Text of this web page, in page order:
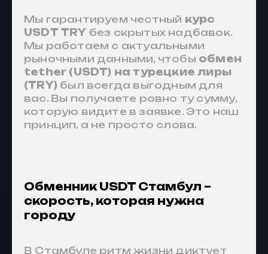
Мы гарантируем честный курс
USDT TRY без скрытых надбавок.
Мы работаем с актуальными
рыночными данными, чтобы обмен
tether (USDT) на турецкие лиры
(TRY) был всегда выгодным для
вас. Вы получаете ровно ту сумму,
которую видите в заявке. Это наш
принцип, а не просто слова.
Обменник USDT Стамбул –
скорость, которая нужна
городу
В Стамбуле ритм жизни диктует